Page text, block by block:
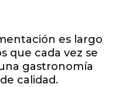
es largo
que cada vez se
gastronomía
calidad.